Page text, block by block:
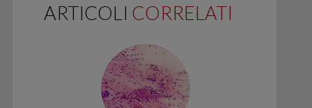
ARTICOLI CORRELATI